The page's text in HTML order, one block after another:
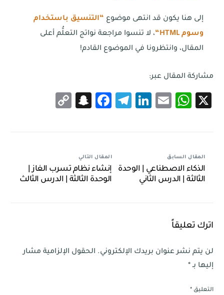
إلى هنا يكون قد انتهى موضوع “التنسيق باستخدام
وسومHTML
“، لا تنسوا مراجعة نواتج التعلُّم أعلى
المقال، وانتظرونا في الموضوع القادم!
مشاركة المقال عبر:
X
WhatsApp
Email
LinkedIn
Telegram
Facebook
Snapchat
المقال السابق
الذكاء الاصطناعي | الوحدة
الثالثة | الدرس الثاني
المقال التالي
إنشاء نظام تسرب الغاز |
الوحدة الثالثة | الدرس الثالث
اترك تعليقاً
لن يتم نشر عنوان بريدك الإلكتروني. الحقول الإلزامية مشار
إليها بـ*
التعليق*